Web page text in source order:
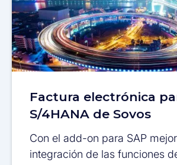
Factura electrónica
S/4HANA de Sovos
Con el add-on para SAP
integración de las funciones